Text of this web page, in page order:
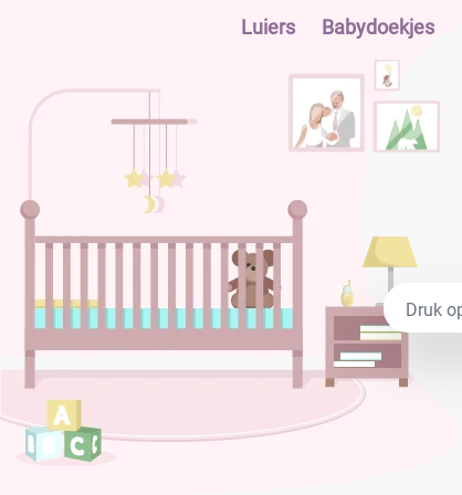
Luiers Babydoekjes